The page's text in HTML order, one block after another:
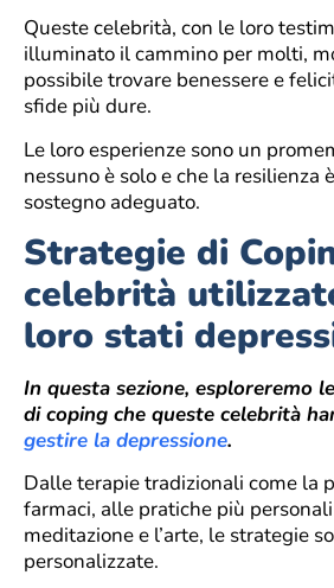
Queste celebrità, con le loro
illuminato il cammino per molti,
possibile trovare benessere e
sfide più dure.
Le loro esperienze sono un
nessuno è solo e che la resilienza
sostegno adeguato.
Strategie di
celebrità
loro stati
In questa sezione, esploreremo
di coping che queste celebrità
gestire la depressione.
Dalle terapie tradizionali come la
farmaci, alle pratiche più
meditazione e l’arte, le strategie
personalizzate.